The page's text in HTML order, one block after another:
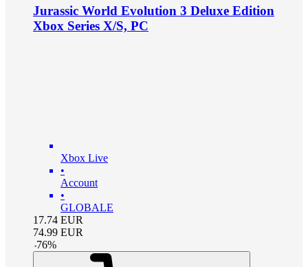
Jurassic World Evolution 3 Deluxe Edition
Xbox Series X/S, PC
Xbox Live
•
Account
•
GLOBALE
17.74 EUR
74.99 EUR
-76%